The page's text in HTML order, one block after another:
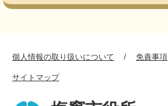
個人情報の取り扱いについて 免責事項
サイトマップ